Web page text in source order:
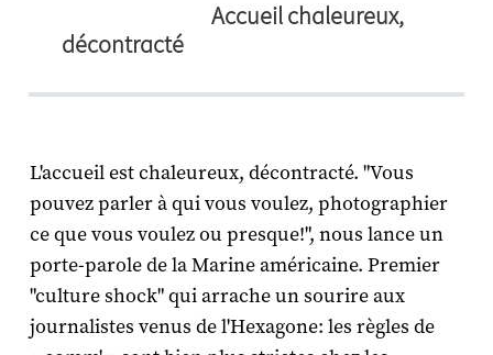
Accueil chaleureux,
décontracté
L'accueil est chaleureux, décontracté. "Vous
pouvez parler à qui vous voulez, photographier
ce que vous voulez ou presque!", nous lance un
porte-parole de la Marine américaine. Premier
"culture shock" qui arrache un sourire aux
journalistes venus de l'Hexagone: les règles de